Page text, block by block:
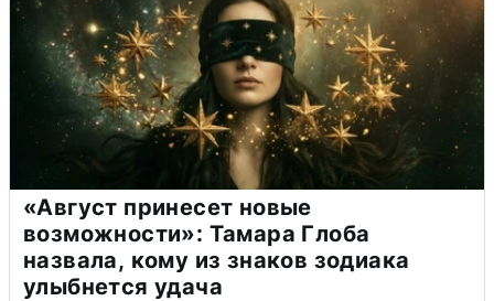
«Август принесет новые
возможности»: Тамара Глоба
назвала, кому из знаков зодиака
улыбнется удача